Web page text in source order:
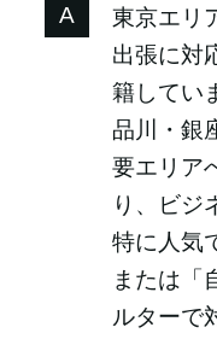
東京エリ
出張に対
籍してい
品川・銀
要エリア
り、ビジ
特に人気
または「
ルターで